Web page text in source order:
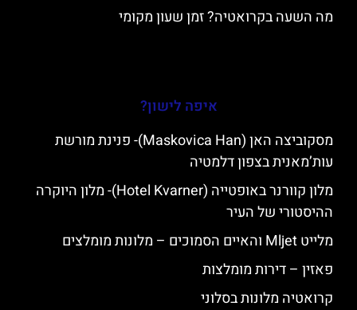
מה השעה בקרואטיה? זמן שעון מקומי
איפה לישון?
מסקוביצה האן (Maskovica Han)- פנינת מורשת
עות’מאנית בצפון דלמטיה
מלון קוורנר באופטייה (Hotel Kvarner)- מלון היוקרה
ההיסטורי של העיר
מלייט Mljet והאיים הסמוכים – מלונות מומלצים
פאזין – דירות מומלצות
קרואטיה מלונות בסלוני